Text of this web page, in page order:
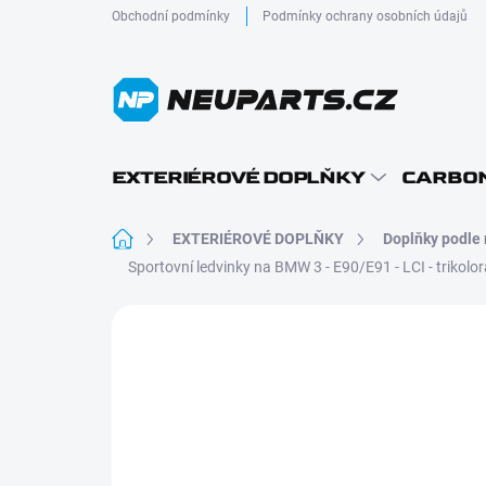
Obchodní podmínky Podmínky ochrany osobních údajů
EXTERIÉROVÉ DOPLŇKY
Domů EXTERIÉROVÉ DOPLŇKY Doplňky podle
Sportovní ledvinky na BMW 3 - E90/E91 - LCI -